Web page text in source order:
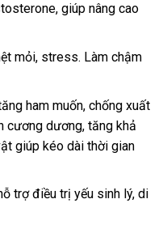
giúp nâng cao
mỏi, stress. Làm chậm
ham muốn, chống xuất
cương dương, tăng khả
giúp kéo dài thời gian
trợ điều trị yếu sinh lý, di